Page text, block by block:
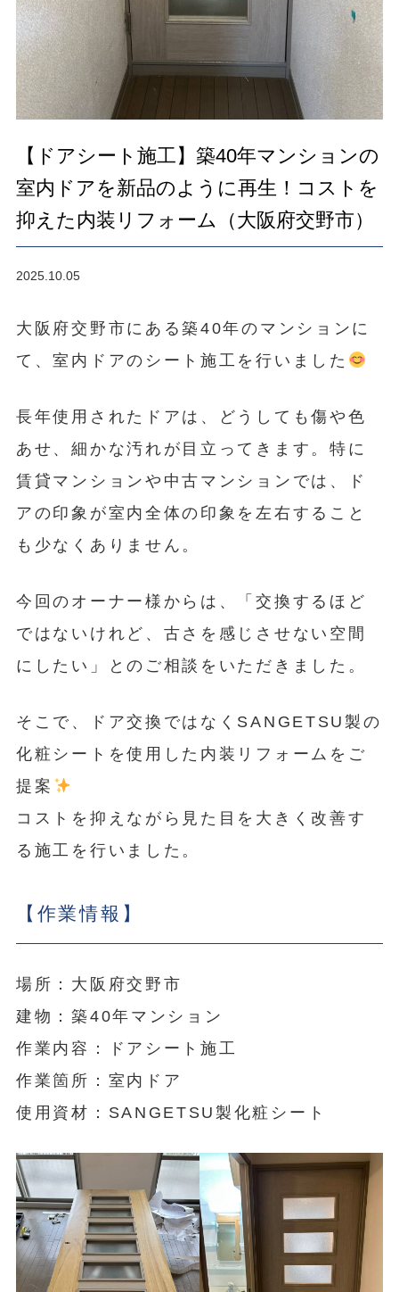
【ドアシート施工】築40年マンションの
室内ドアを新品のように再生！コストを
抑えた内装リフォーム（大阪府交野市）
2025.10.05
大阪府交野市にある築40年のマンションに
て、室内ドアのシート施工を行いました
長年使用されたドアは、どうしても傷や色
あせ、細かな汚れが目立ってきます。特に
賃貸マンションや中古マンションでは、ド
アの印象が室内全体の印象を左右すること
も少なくありません。
今回のオーナー様からは、「交換するほど
ではないけれど、古さを感じさせない空間
にしたい」とのご相談をいただきました。
そこで、ドア交換ではなくSANGETSU製の
化粧シートを使用した内装リフォームをご
提案
コストを抑えながら見た目を大きく改善す
る施工を行いました。
【作業情報】
場所：大阪府交野市
建物：築40年マンション
作業内容：ドアシート施工
作業箇所：室内ドア
使用資材：SANGETSU製化粧シート